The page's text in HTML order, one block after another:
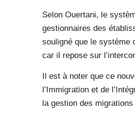
Selon Ouertani, le
gestionnaires des
souligné que le système
car il repose sur
Il est à noter que ce
l’Immigration et de
la gestion des